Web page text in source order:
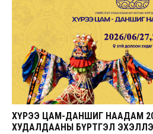
ХҮРЭЭ ЦАМ-ДАНШИГ НААДАМ
ХУДАЛДААНЫ БҮРТГЭЛ